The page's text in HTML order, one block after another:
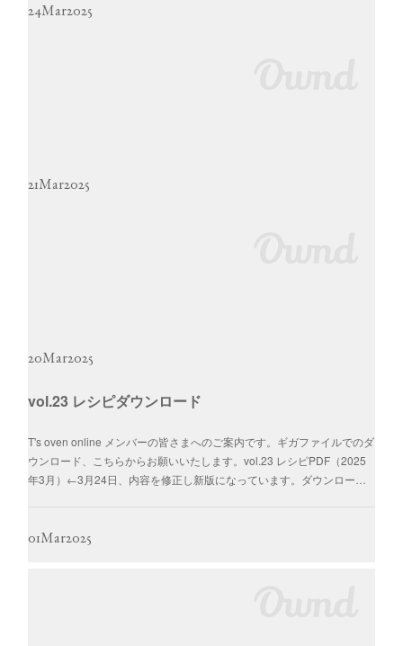
24Mar2025
いちごのロールケーキ【～2025年8月末日】
2025年3月24日配信
21Mar2025
20Mar2025
vol.23 レシピダウンロード
T's oven online メンバーの皆さまへのご案内です。ギガファイルでのダ
ウンロード、こちらからお願いいたします。vol.23 レシピPDF（2025
年3月）←3月24日、内容を修正し新版になっています。ダウンロー…
01Mar2025